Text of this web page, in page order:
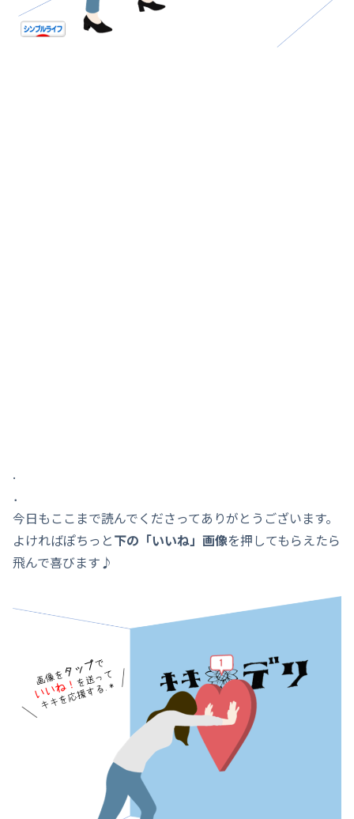
.
．
今日もここまで読んでくださってありがとうございます。
よければぽちっと下の「いいね」画像を押してもらえたら
飛んで喜びます♪